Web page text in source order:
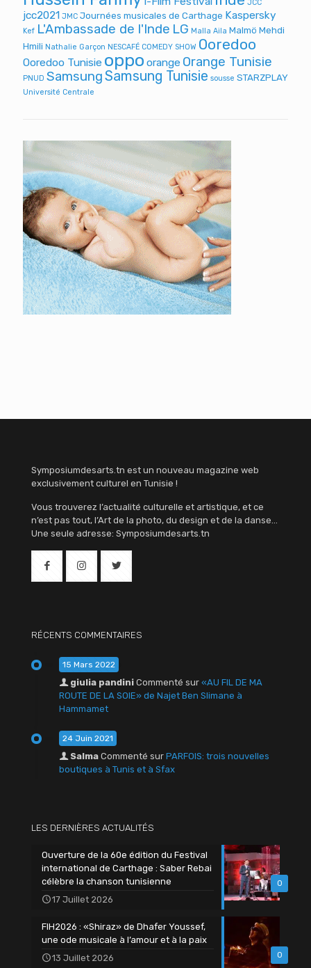
JCC
jcc2021 JMC Journées musicales de Carthage Kaspersky
Kef L'Ambassade de l'Inde LG Malla Aila Malmö Mehdi
Hmili Nathalie Garçon NESCAFÉ COMEDY SHOW Ooredoo
Ooredoo Tunisie oppo orange Orange Tunisie
PNUD SamsungSamsung Tunisie sousse STARZPLAY
Université Centrale
Symposiumdesarts.tn est un nouveau magazine web
exclusivement culturel en Tunisie !
Vous trouverez l’actualité culturelle et artistique, et ce
n’est pas tout, l’Art de la photo, du design et de la danse…
Une seule adresse: Symposiumdesarts.tn
RÉCENTS COMMENTAIRES
15 Mars 2022
giulia pandini Commenté sur «AU FIL DE MA
ROUTE DE LA SOIE» de Najet Ben Slimane à
Hammamet
24 Juin 2021
Salma Commenté sur PARFOIS: trois nouvelles
boutiques à Tunis et à Sfax
LES DERNIÈRES ACTUALITÉS
0
Ouverture de la 60e édition du Festival
international de Carthage : Saber Rebai
célèbre la chanson tunisienne
17 Juillet 2026
0
FIH2026 : «Shiraz» de Dhafer Youssef,
une ode musicale à l’amour et à la paix
13 Juillet 2026